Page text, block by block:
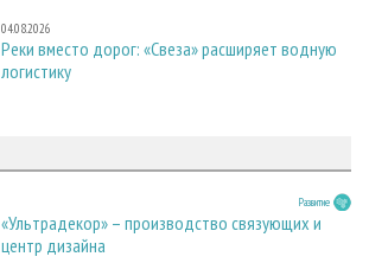
04.08.2026
Реки вместо дорог: «Свеза» расширяет водную
логистику
Развитие
«Ультрадекор» – производство связующих и
центр дизайна